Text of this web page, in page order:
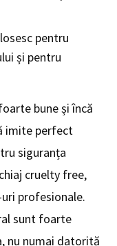
pentru
și pentru
bune și încă
imite perfect
siguranța
cruelty free,
profesionale.
sunt foarte
nu numai datorită